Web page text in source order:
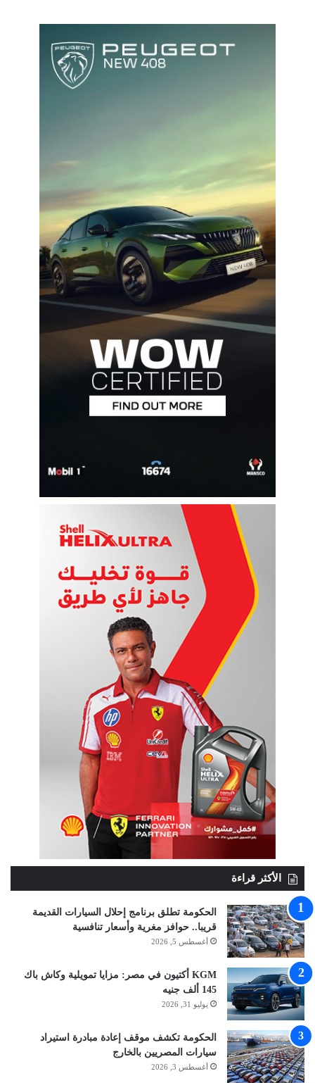
الأكثر قراءة
الحكومة تطلق برنامج إحلال السيارات القديمة
قريبا.. حوافز مغرية وأسعار تنافسية
أغسطس 5, 2026
KGM أكتيون في مصر: مزايا تمويلية وكاش باك
145 ألف جنيه
يوليو 31, 2026
الحكومة تكشف موقف إعادة مبادرة استيراد
سيارات المصريين بالخارج
أغسطس 3, 2026